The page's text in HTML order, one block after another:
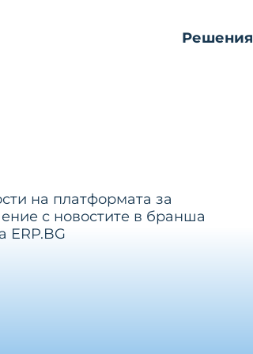
Решения
на платформата за
с новостите в бранша
ERP.BG